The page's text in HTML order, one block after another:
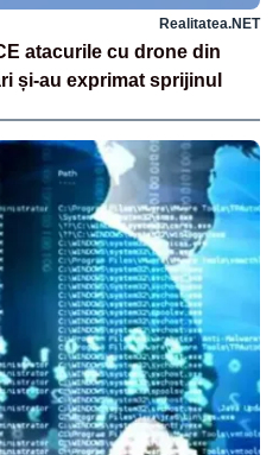
Realitatea.NET
atacurile cu drone din
și-au exprimat sprijinul